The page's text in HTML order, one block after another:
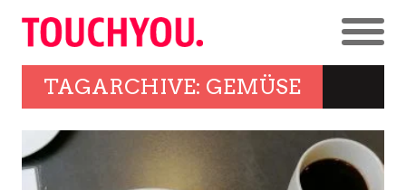
TAGARCHIVE: GEMÜSE